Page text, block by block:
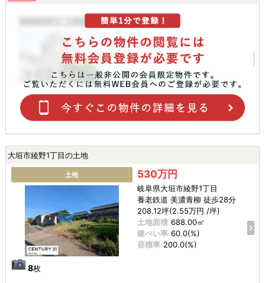
大垣市綾野1丁目の土地
土地
8枚
530万円
岐阜県大垣市綾野1丁目
養老鉄道 美濃青柳 徒歩28分
208.12坪(2.55万円 /坪)
土地面積 688.00㎡
建ぺい率 60.0(%)
容積率 200.0(%)